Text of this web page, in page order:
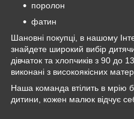
поролон
фатин
Шановні покупці, в нашому
знайдете широкий вибір
дівчаток та хлопчиків з 90 до
виконані з високоякісних
Наша команда втілить в мрію
дитини, кожен малюк відчує